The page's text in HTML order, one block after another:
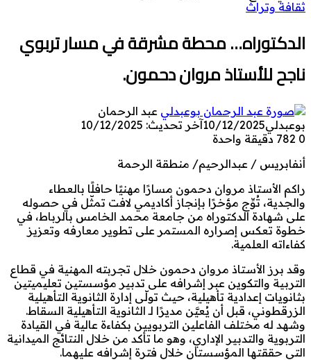
ثقافة وتراث
الدكتوراه… محطة مشرقة في مسار تربوي
ناجح للأستاذ مروان دحمون.
عبد الرحمان
بوعبدلي10/12/2025آخر تحديث: 10/12/2025
0
دقيقة واحدة
أنفابريس / عبدالرحيم/ منطقة الرحمة
راكم الأستاذ مروان دحمون مسارًا مهنيًا حافلًا بالعطاء
والجدية، تُوِّج مؤخرًا بإنجاز أكاديمي لافت تمثّل في حصوله
على شهادة الدكتوراه من جامعة محمد الخامس بالرباط، في
خطوة تعكس إصراره المستمر على تطوير معارفه وتعزيز
كفاءاته العلمية.
وقد برز الأستاذ مروان دحمون خلال تجربته المهنية في قطاع
التربية والتكوين عبر إشرافه على تدبير مؤسستين تعليميتين
بثانويات إعدادية تأهيلية، حيث تولّى إدارة الثانوية التأهيلية
الزرقطوني، قبل أن يُعيَّن مديرًا لـ الثانوية التأهيلية السقاط.
وشهد له مختلف الفاعلين التربويين بكفاءة عالية في القيادة
التربوية والتدبير الإداري، وهو ما تأكد من خلال النتائج الميدانية
التي حققتها المؤسستان خلال فترة إشرافه عليهما.